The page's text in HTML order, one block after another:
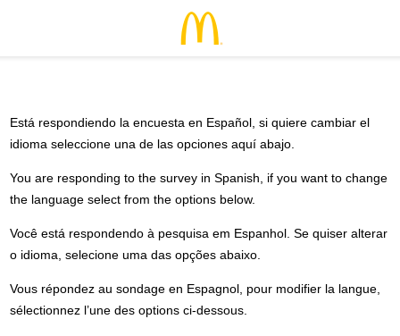
Está respondiendo la encuesta en Español, si quiere cambiar el
idioma seleccione una de las opciones aquí abajo.
You are responding to the survey in Spanish, if you want to change
the language select from the options below.
Você está respondendo à pesquisa em Espanhol. Se quiser alterar
o idioma, selecione uma das opções abaixo.
Vous répondez au sondage en Espagnol, pour modifier la langue,
sélectionnez l’une des options ci-dessous.